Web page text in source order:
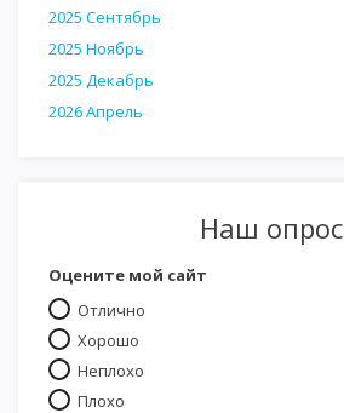
2025 Сентябрь
2025 Ноябрь
2025 Декабрь
2026 Апрель
Наш опрос
Оцените мой сайт
Отлично
Хорошо
Неплохо
Плохо